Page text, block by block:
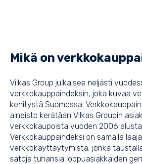
Mikä on
Vilkas Group julkaisee neljästi
verkkokauppaindeksin, joka kuvaa
kehitystä Suomessa.
aineisto kerätään Vilkas Groupin
verkkokaupoista vuoden 2006 alusta
Verkkokauppaindeksi on samalla
verkkokäyttäytymistä, jonka
satoja tuhansia loppuasiakkaiden